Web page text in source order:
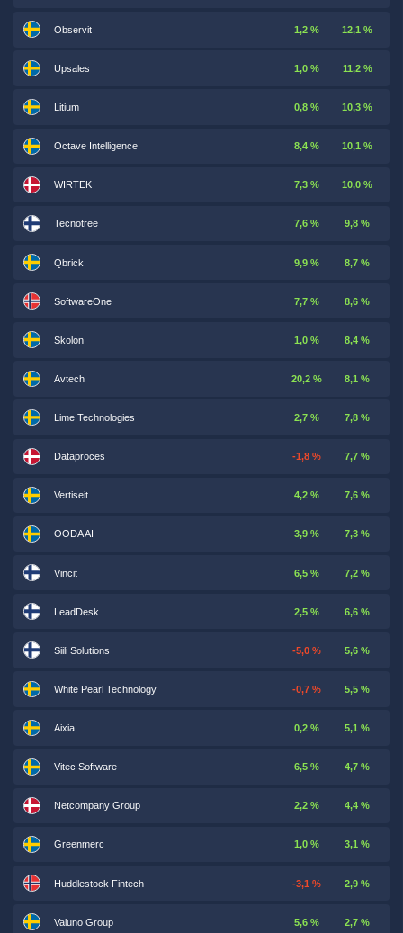
Observit 1,2 % 12,1 %
Upsales 1,0 % 11,2 %
Litium 0,8 % 10,3 %
Octave Intelligence 8,4 % 10,1 %
WIRTEK 7,3 % 10,0 %
Tecnotree 7,6 % 9,8 %
Qbrick 9,9 % 8,7 %
SoftwareOne 7,7 % 8,6 %
Skolon 1,0 % 8,4 %
Avtech 20,2 % 8,1 %
Lime Technologies 2,7 % 7,8 %
Dataproces -1,8 % 7,7 %
Vertiseit 4,2 % 7,6 %
OODA AI 3,9 % 7,3 %
Vincit 6,5 % 7,2 %
LeadDesk 2,5 % 6,6 %
Siili Solutions -5,0 % 5,6 %
White Pearl Technology -0,7 % 5,5 %
Aixia 0,2 % 5,1 %
Vitec Software 6,5 % 4,7 %
Netcompany Group 2,2 % 4,4 %
Greenmerc 1,0 % 3,1 %
Huddlestock Fintech -3,1 % 2,9 %
Valuno Group 5,6 % 2,7 %